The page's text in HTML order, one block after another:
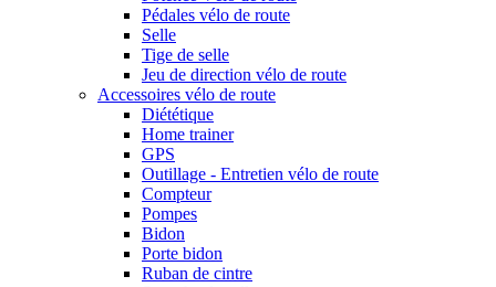
Pédales vélo de route
Selle
Tige de selle
Jeu de direction vélo de route
Accessoires vélo de route
Diététique
Home trainer
GPS
Outillage - Entretien vélo de route
Compteur
Pompes
Bidon
Porte bidon
Ruban de cintre